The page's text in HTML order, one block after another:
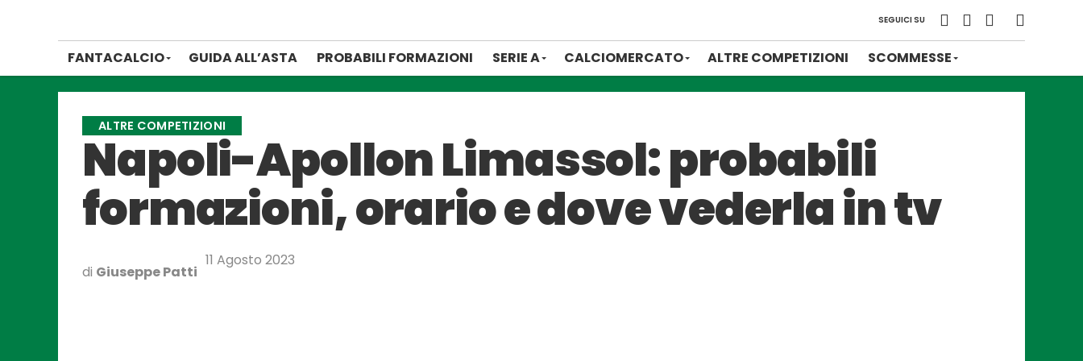
SEGUICI SU
FANTACALCIO GUIDA ALL’ASTA PROBABILI FORMAZIONI SERIE A CALCIOMERCATO ALTRE COMPETIZIONI SCOMMESSE
ALTRE COMPETIZIONI
Napoli-Apollon Limassol: probabili
formazioni, orario e dove vederla in tv
di Giuseppe Patti
11 Agosto 2023